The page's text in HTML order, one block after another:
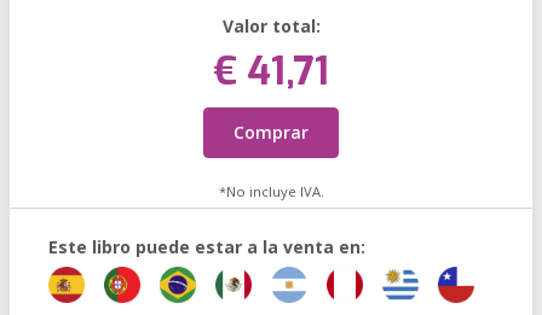
Valor total:
€ 41,71
Comprar
*No incluye IVA.
Este libro puede estar a la venta en: